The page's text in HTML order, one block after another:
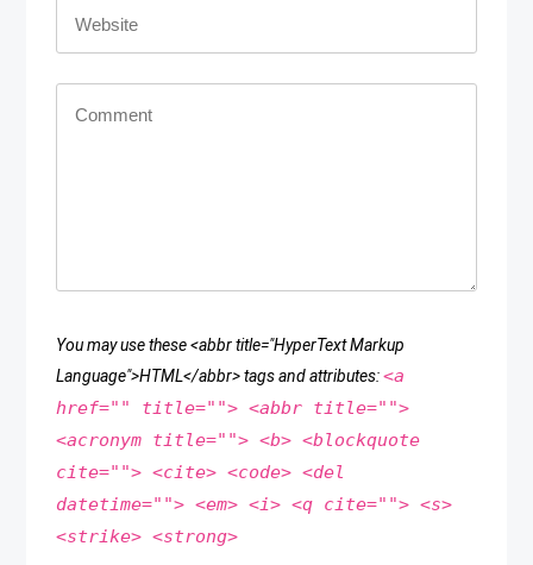
You may use these <abbr title="HyperText Markup
Language">HTML</abbr> tags and attributes:<a
href="" title=""> <abbr title="">
<acronym title=""> <b> <blockquote
cite=""> <cite> <code> <del
datetime=""> <em> <i> <q cite=""> <s>
<strike> <strong>